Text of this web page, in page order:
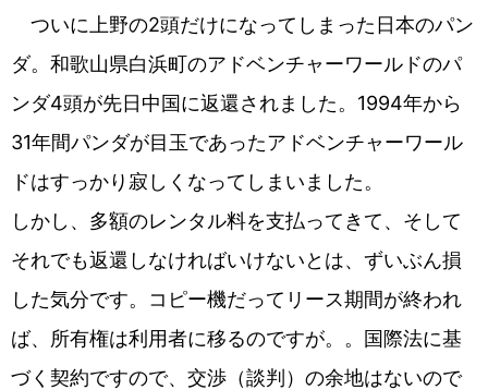
ついに上野の2頭だけになってしまった日本のパン
ダ。和歌山県白浜町のアドベンチャーワールドのパ
ンダ4頭が先日中国に返還されました。1994年から
31年間パンダが目玉であったアドベンチャーワール
ドはすっかり寂しくなってしまいました。
しかし、多額のレンタル料を支払ってきて、そして
それでも返還しなければいけないとは、ずいぶん損
した気分です。コピー機だってリース期間が終われ
ば、所有権は利用者に移るのですが。。国際法に基
づく契約ですので、交渉（談判）の余地はないので